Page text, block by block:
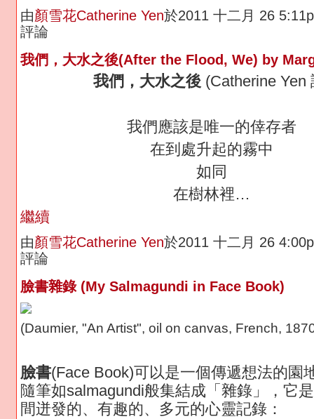
由顏雪花Catherine Yen於2011 十二月 26
評論
我們，大水之後(After the Flood, We) by
我們，大水之後(Catherine Yen
我們應該是唯一的倖存者
在到處升起的霧中
如同
在樹林裡…
繼續
由顏雪花Catherine Yen於2011 十二月 26
評論
臉書雜錄 (My Salmagundi in Face Book)
(Daumier, "An Artist", oil on canvas, French,
臉書(Face Book)可以是一個傳遞想法的園
隨筆如salmagundi般集結成「雜錄」，它
間迸發的、有趣的、多元的心靈記錄：